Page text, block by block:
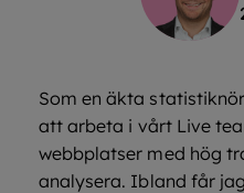
Som en äkta
att arbeta i vårt Live
webbplatser med hög
analysera. Ibland får